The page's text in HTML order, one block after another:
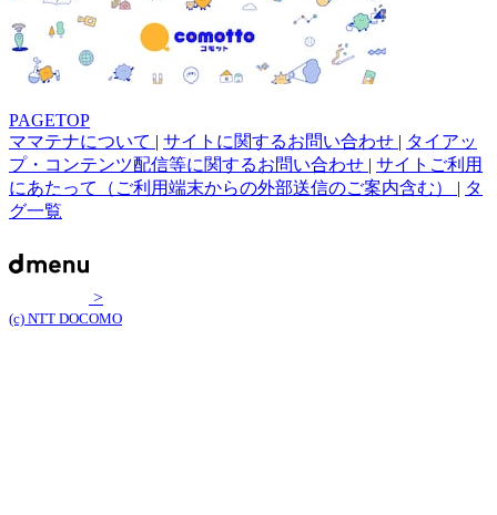
PAGETOP
ママテナについて | サイトに関するお問い合わせ | タイアッ
プ・コンテンツ配信等に関するお問い合わせ | サイトご利用
にあたって（ご利用端末からの外部送信のご案内含む） | タ
グ一覧
>
(c) NTT DOCOMO